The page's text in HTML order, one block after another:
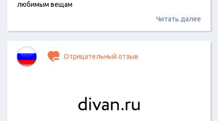
любимым вещам
Читать далее
Отрицательный отзыв